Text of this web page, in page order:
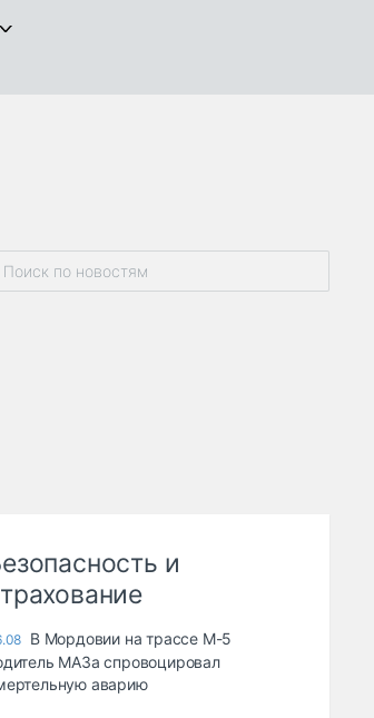
и
В Мордовии на трассе М-5
МАЗа спровоцировал
аварию